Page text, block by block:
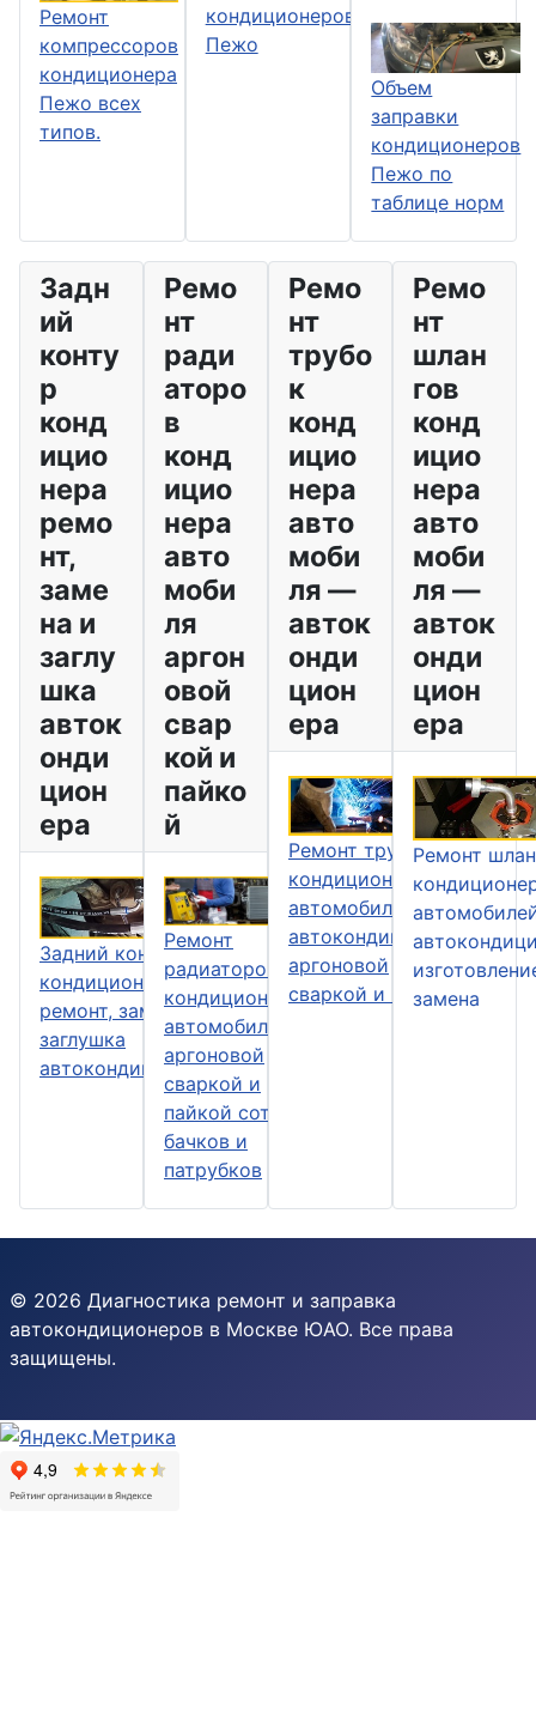
Ремонт
компрессоров
кондиционера
Пежо всех
типов.
кондиционеров
Пежо
Объем
заправки
кондиционеров
Пежо по
таблице норм
Задн
ий
конту
р
конд
ицио
нера
ремо
нт,
заме
на и
заглу
шка
авток
онди
цион
ера
Задний контур
кондиционера,
ремонт, замена и
заглушка
автокондиционера.
Ремо
нт
ради
аторо
в
конд
ицио
нера
авто
моби
ля
аргон
овой
свар
кой и
пайко
й
Ремонт
радиаторов
кондиционеров
автомобилей
аргоновой
сваркой и
пайкой сот
бачков и
патрубков
Ремо
нт
трубо
к
конд
ицио
нера
авто
моби
ля —
авток
онди
цион
ера
Ремонт трубок
кондиционера
автомобиля
автокондиционера
аргоновой
сваркой и пайкой
Ремо
нт
шлан
гов
конд
ицио
нера
авто
моби
ля —
авток
онди
цион
ера
Ремонт
замена
© 2026 Диагностика ремонт и заправка
автокондиционеров в Москве ЮАО. Все права
защищены.